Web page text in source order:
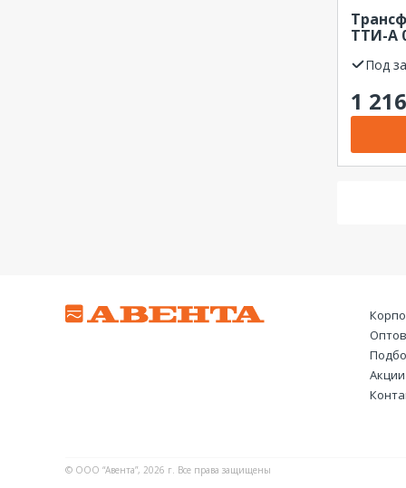
100...400 В
ТТИ-А
Под
1
Акции
© ООО “Авента”, 2026 г. Все права защищены